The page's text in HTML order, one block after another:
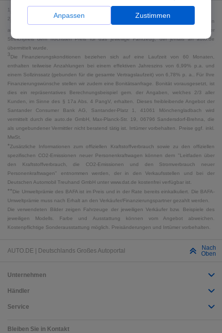
1
2 Bei dem Streichpreis handelt es sich für Neufahrzeuge und junge Gebrauchte um den
an auto.de übermittelten Listenpreis. Für alle anderen Fahrzeuge entspricht der
Streichpreis dem höchsten Preis für das jeweilige Fahrzeug, der jemals an auto.de
übermittelt wurde.
3Die Finanzierungskonditionen beziehen sich auf eine Laufzeit von 60 Monaten,
enthalten teilweise Anzahlungen bei einem effektiven Jahreszins von 6,99% p.a. und
einem Sollzinssatz (gebunden für die gesamte Vertragslaufzeit) von 6,78% p. a.. Für Ihre
Finanzierungswünsche stellen wir zudem eine Bonitätsanfrage. Bonität vorausgesetzt, ist
dies ein repräsentatives Berechnungsbeispiel gem. der Angaben, welches 2/3 aller
Kunden, im Sinne des § 17a Abs. 4 PangV, erhalten. Dieses freibleibende Angebot der
Santander Consumer Bank AG, Santander-Platz 1, 41061 Mönchengladbach wird
vermittelt durch die auto.de GmbH, Max-Planck-Str. 19, 06796 Sandersdorf-Brehna, die
als ungebundener Vermittler nicht beratend tätig ist. Irrtümer vorbehalten. Preise ggf. inkl.
MwSt.
*Zusätzliche Informationen zum offiziellen Kraftstoffverbrauch sowie zu den offiziellen
spezifischen CO2-Emissionen neuer Personenkraftwagen können dem "Leitfaden über
den Kraftstoffverbrauch, die CO2-Emissionen und den Stromverbrauch neuer
Personenkraftwagen" entnommen werden, der in den Verkaufsstellen und bei der
Deutschen Automobil Treuhand GmbH unter www.dat.de kostenfrei verfügbar ist.
**Die Umweltprämie des BAFA ist im Preis und in der Rate bereits einkalkuliert. Die BAFA-
Umweltprämie muss nach Erhalt an den Verkäufer/Finanzierungspartner gezahlt werden.
Die verwendeten Bilder zeigen Fahrzeuge der jeweiligen Verkäufer bzw. Beispiele des
jeweiligen Modells. Farbe und Ausstattung können vom Angebot abweichen.
Kostenpflichtige Sonderausstattung möglich. Preisänderungen und Irrtümer vorbehalten.
AUTO.DE | Deutschlands Großes Autoportal
Nach
Oben
Unternehmen
Händler
Service
Bleiben Sie in Kontakt
Cookie-Richtliniemöglich. Weitere Informationen finden
Sie in unsererDatenschutzerklärung .
Anpassen Zustimmen